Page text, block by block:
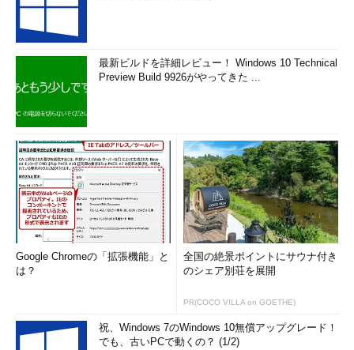
最新ビルドを詳細レビュー！ Windows 10 Technical
Preview Build 9926がやってきた ...
Google Chromeの「拡張機能」と
は？
全国の絶景ポイントにサウナ付き
のシェア別荘を展開
PR(COCO VILLA on GOETHE)
祝、Windows 7のWindows 10無償アップグレード！
でも、古いPCで動くの？ (1/2)